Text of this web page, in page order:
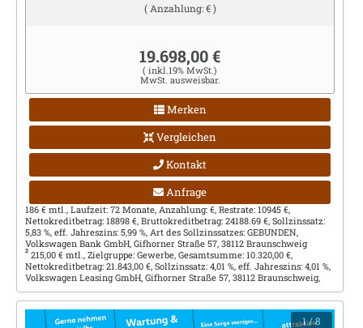
( Anzahlung: € )
19.698,00 €
( inkl.19% MwSt.)
MwSt. ausweisbar.
Merken
Vergleichen
Kontakt
Anfrage
186 € mtl., Laufzeit: 72 Monate, Anzahlung: €, Restrate: 10945 €,
Nettokreditbetrag: 18898 €, Bruttokreditbetrag: 24188.69 €, Sollzinssatz:
5,83 %, eff. Jahreszins: 5,99 %, Art des Sollzinssatzes: GEBUNDEN,
Volkswagen Bank GmbH, Gifhorner Straße 57, 38112 Braunschweig
2 215,00 € mtl., Zielgruppe: Gewerbe, Gesamtsumme: 10.320,00 €,
Nettokreditbetrag: 21.843,00 €, Sollzinssatz: 4,01 %, eff. Jahreszins: 4,01 %,
Volkswagen Leasing GmbH, Gifhorner Straße 57, 38112 Braunschweig,
1/ 8